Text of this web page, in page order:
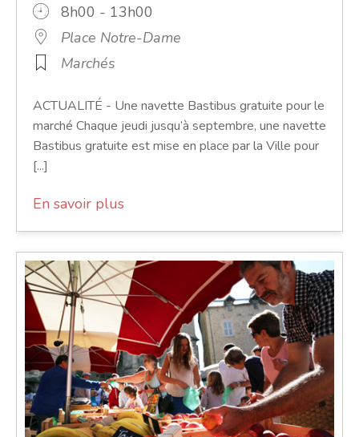
8h00 - 13h00
Place Notre-Dame
Marchés
ACTUALITÉ - Une navette Bastibus gratuite pour le
marché Chaque jeudi jusqu’à septembre, une navette
Bastibus gratuite est mise en place par la Ville pour
[...]
En savoir plus